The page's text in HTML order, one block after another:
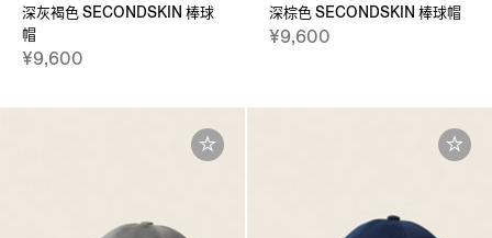
深灰褐色 SECONDSKIN 棒球
帽
¥9,600
深棕色 SECONDSKIN 棒球帽
¥9,600